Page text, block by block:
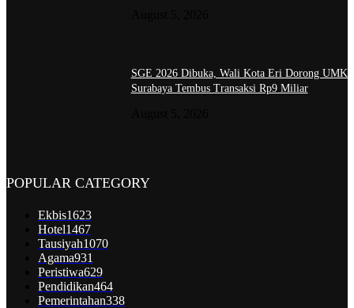
SGE 2026 Dibuka, Wali Kota Eri Dorong
Surabaya Tembus Transaksi Rp9 Miliar
POPULAR CATEGORY
Ekbis1623
Hotel1467
Tausiyah1070
Agama931
Peristiwa629
Pendidikan464
Pemerintahan338